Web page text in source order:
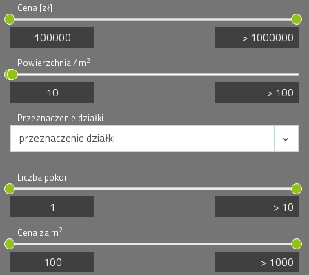
Cena [zł]
Powierzchnia / m2
Przeznaczenie działki
Liczba pokoi
Cena za m2